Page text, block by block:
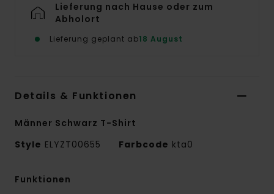
Lieferung nach Hause oder zum
Abholort
Lieferung geplant ab18 August
Details & Funktionen
Männer Schwarz T-Shirt
Style ELYZT00655 Farbcode kta0
Funktionen